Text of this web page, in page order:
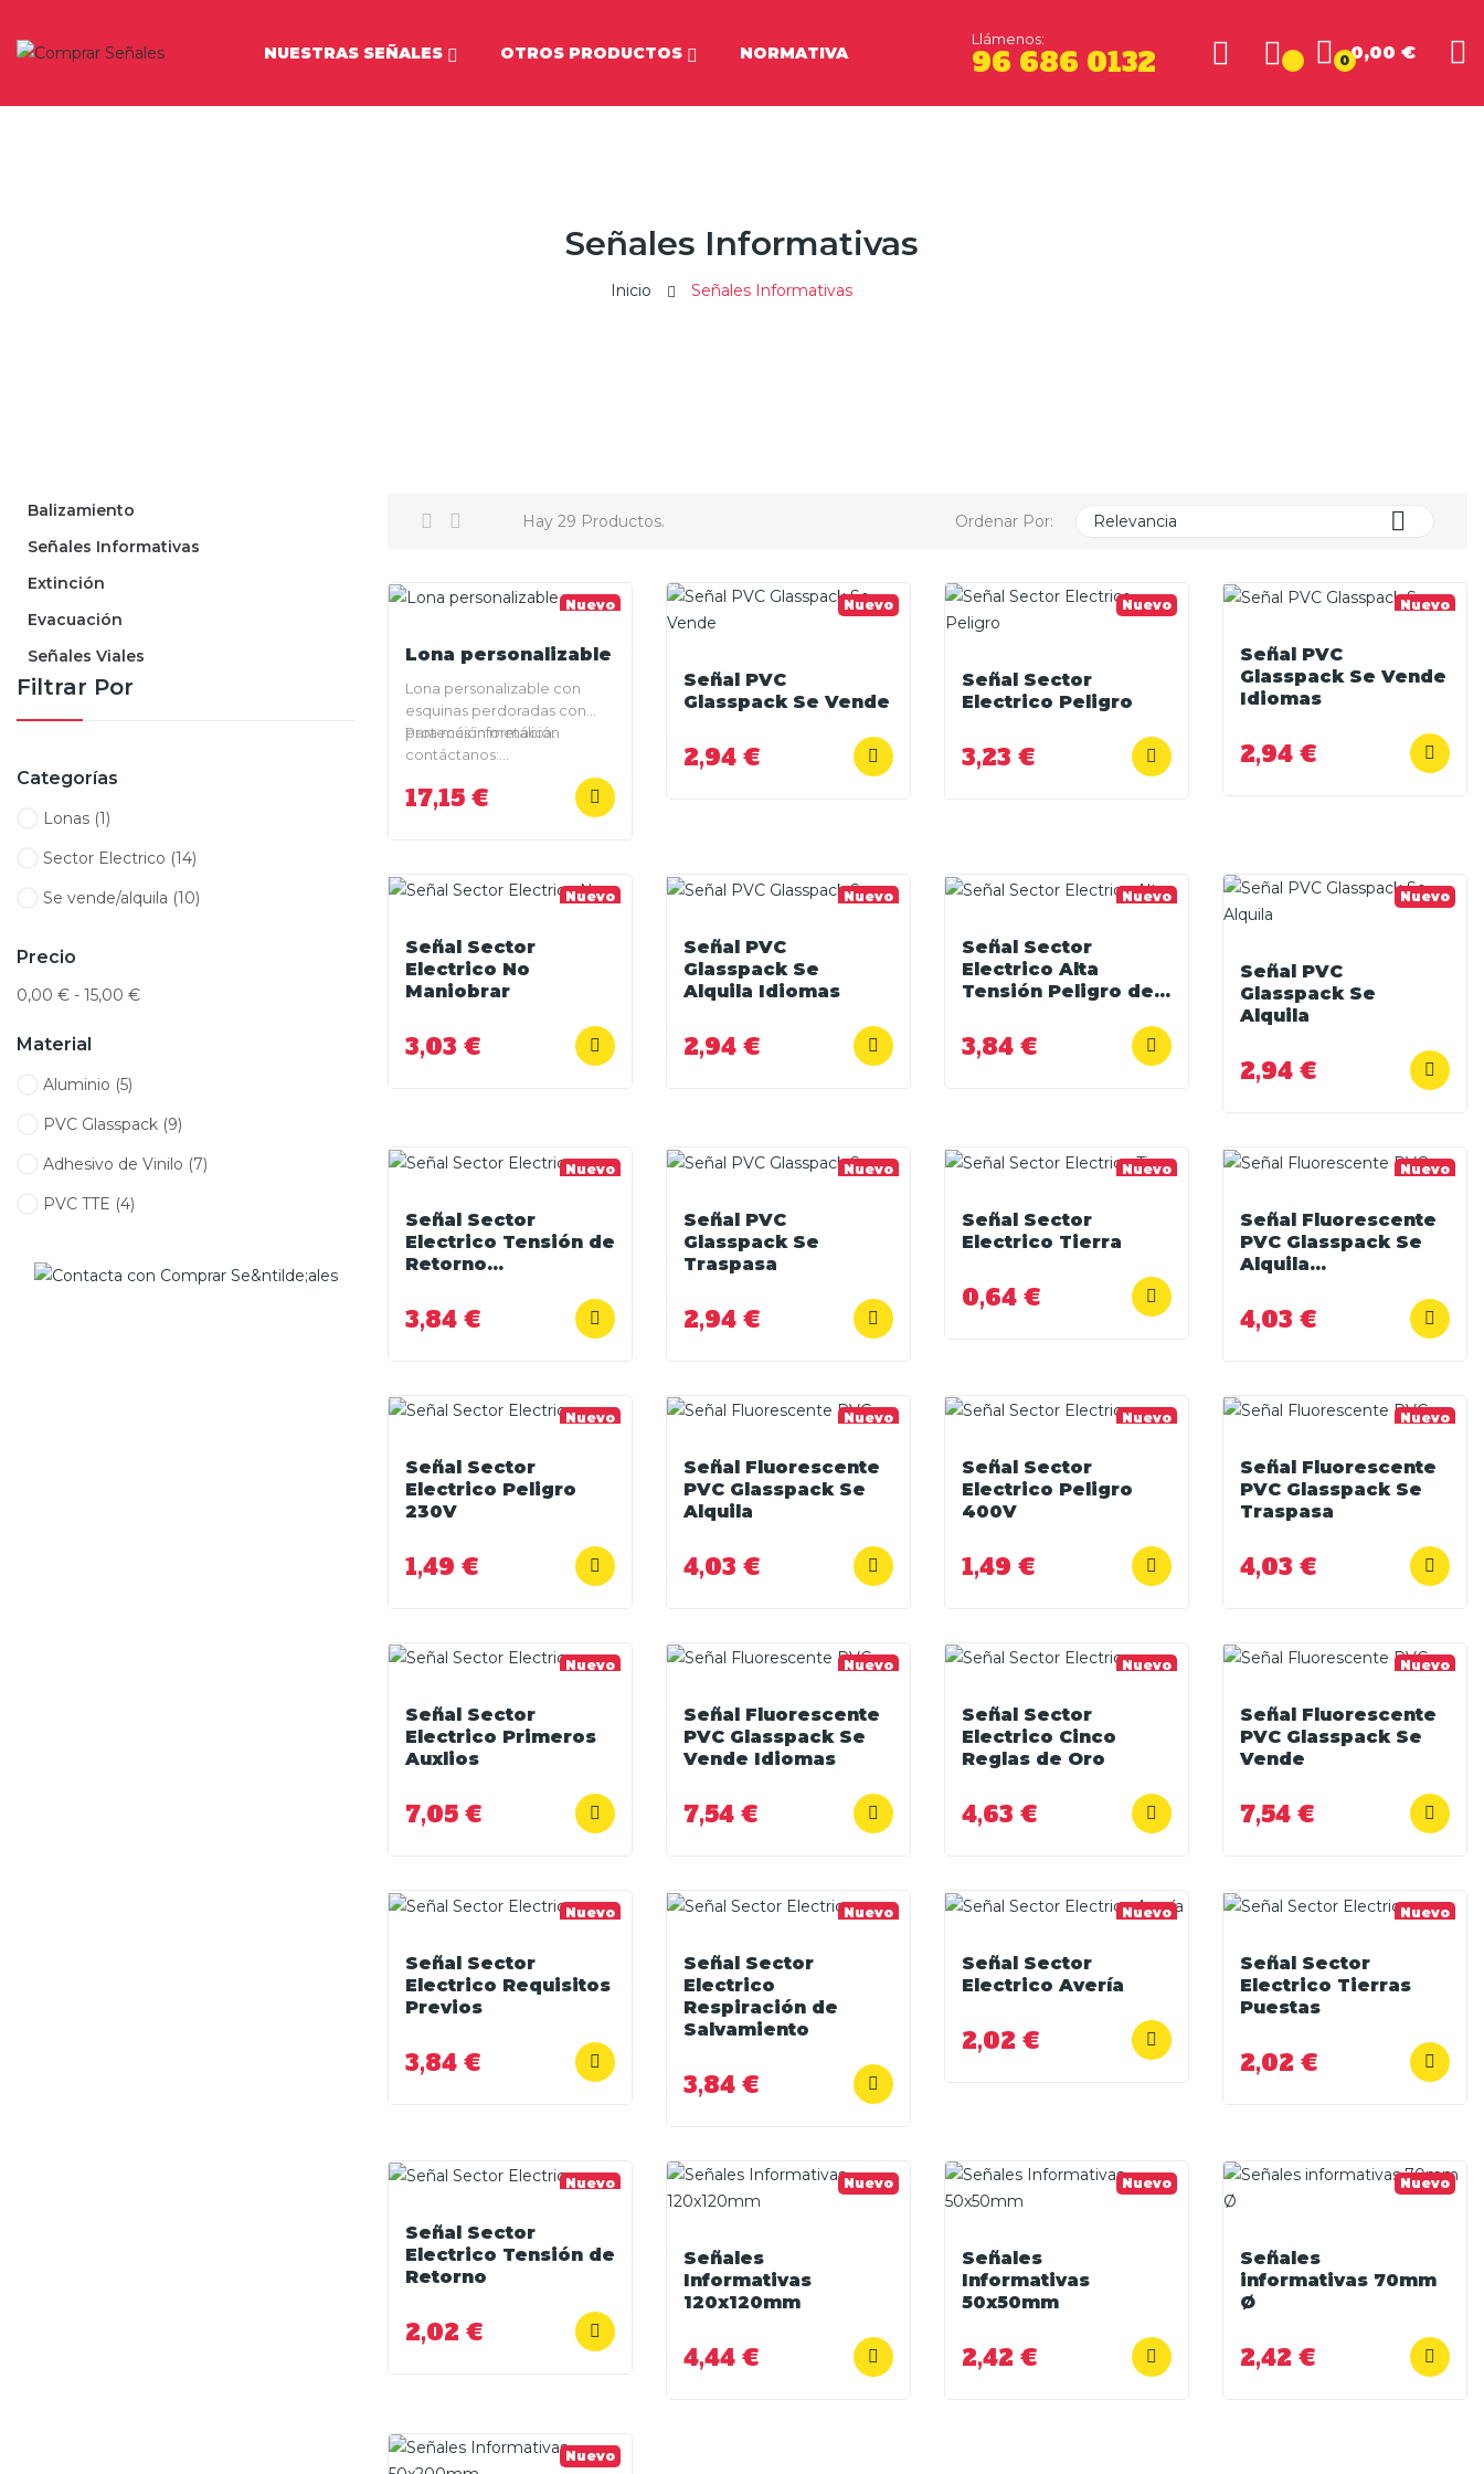
NUESTRAS SEÑALES OTROS PRODUCTOS NORMATIVA 00,00 €
Llámenos:
96 686 0132
Señales Informativas
Inicio Señales Informativas
Balizamiento
Señales Informativas
Extinción
Evacuación
Señales Viales
Filtrar Por
Categorías
Lonas (1)
Sector Electrico (14)
Se vende/alquila (10)
Precio
0,00 € - 15,00 €
Material
Aluminio (5)
PVC Glasspack (9)
Adhesivo de Vinilo (7)
PVC TTE (4)
Hay 29 Productos. Ordenar Por: Relevancia 
Nuevo
Lona personalizable
Lona personalizable con
esquinas perdoradas con
protección metálica.
Para más información
contáctanos:
17,15 €
Nuevo
Señal PVC
Glasspack Se Vende
2,94 €
Nuevo
Señal Sector
Electrico Peligro
3,23 €
Nuevo
Señal PVC
Glasspack Se Vende
Idiomas
2,94 €
Nuevo
Señal Sector
Electrico No
Maniobrar
3,03 €
Nuevo
Señal PVC
Glasspack Se
Alquila Idiomas
2,94 €
Nuevo
Señal Sector
Electrico Alta
Tensión Peligro de...
3,84 €
Nuevo
Señal PVC
Glasspack Se
Alquila
2,94 €
Nuevo
Señal Sector
Electrico Tensión de
Retorno...
3,84 €
Nuevo
Señal PVC
Glasspack Se
Traspasa
2,94 €
Nuevo
Señal Sector
Electrico Tierra
0,64 €
Nuevo
Señal Fluorescente
PVC Glasspack Se
Alquila...
4,03 €
Nuevo
Señal Sector
Electrico Peligro
230V
1,49 €
Nuevo
Señal Fluorescente
PVC Glasspack Se
Alquila
4,03 €
Nuevo
Señal Sector
Electrico Peligro
400V
1,49 €
Nuevo
Señal Fluorescente
PVC Glasspack Se
Traspasa
4,03 €
Nuevo
Señal Sector
Electrico Primeros
Auxlios
7,05 €
Nuevo
Señal Fluorescente
PVC Glasspack Se
Vende Idiomas
7,54 €
Nuevo
Señal Sector
Electrico Cinco
Reglas de Oro
4,63 €
Nuevo
Señal Fluorescente
PVC Glasspack Se
Vende
7,54 €
Nuevo
Señal Sector
Electrico Requisitos
Previos
3,84 €
Nuevo
Señal Sector
Electrico
Respiración de
Salvamiento
3,84 €
Nuevo
Señal Sector
Electrico Avería
2,02 €
Nuevo
Señal Sector
Electrico Tierras
Puestas
2,02 €
Nuevo
Señal Sector
Electrico Tensión de
Retorno
2,02 €
Nuevo
Señales
Informativas
120x120mm
4,44 €
Nuevo
Señales
Informativas
50x50mm
2,42 €
Nuevo
Señales
informativas 70mm
Ø
2,42 €
Nuevo